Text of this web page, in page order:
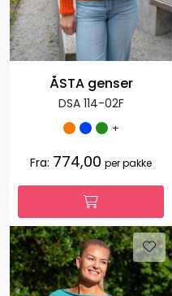
ÅSTA genser
DSA 114-02F
+
Fra: 774,00 per pakke